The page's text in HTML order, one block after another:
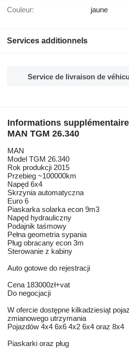
Couleur: jaune
Services additionnels
Service de livraison de
Informations
MAN TGM 26.340
MAN
Model TGM 26.340
Rok produkcji 2015
Przebieg ~100000km
Napęd 6x4
Skrzynia automatyczna
Euro 6
Piaskarka solarka econ 9m3
Napęd hydrauliczny
Podajnik taśmowy
Pełna geometria sypania
Pług obracany econ 3m
Sterowanie z kabiny
Auto gotowe do rejestracji
Cena 183000zł+vat
Do negocjacji
W ofercie dostępne kilkadziesiąt
zmianowego utrzymania
Pojazdów 4x4 6x6 4x2 6x4 oraz 8x4
Piaskarki oraz pług